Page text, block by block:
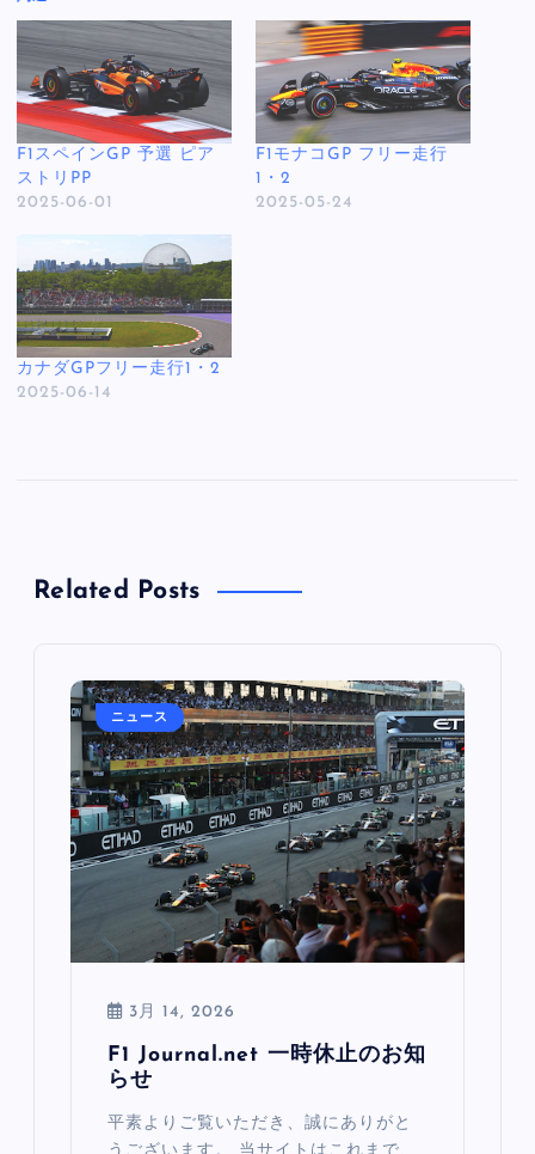
F1スペインGP 予選 ピア
ストリPP
2025-06-01
F1モナコGP フリー走行
1・2
2025-05-24
カナダGPフリー走行1・2
2025-06-14
Related Posts
ニュース
3月 14, 2026
F1 Journal.net 一時休止のお知
らせ
平素よりご覧いただき、誠にありがと